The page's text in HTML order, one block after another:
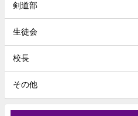
剣道部
生徒会
校長
その他